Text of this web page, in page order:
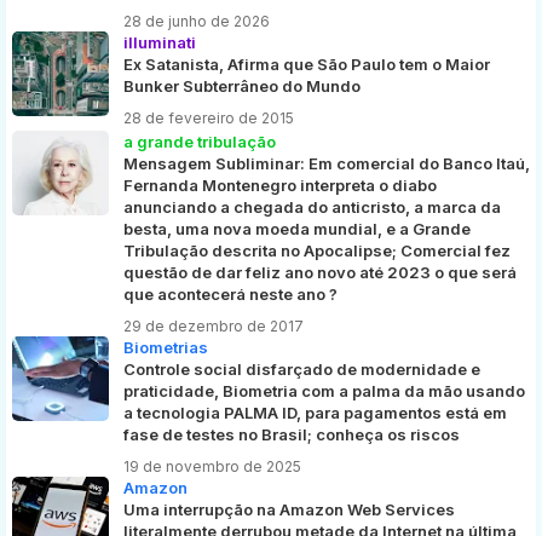
28 de junho de 2026
illuminati
Ex Satanista, Afirma que São Paulo tem o Maior
Bunker Subterrâneo do Mundo
28 de fevereiro de 2015
a grande tribulação
Mensagem Subliminar: Em comercial do Banco Itaú,
Fernanda Montenegro interpreta o diabo
anunciando a chegada do anticristo, a marca da
besta, uma nova moeda mundial, e a Grande
Tribulação descrita no Apocalipse; Comercial fez
questão de dar feliz ano novo até 2023 o que será
que acontecerá neste ano ?
29 de dezembro de 2017
Biometrias
Controle social disfarçado de modernidade e
praticidade, Biometria com a palma da mão usando
a tecnologia PALMA ID, para pagamentos está em
fase de testes no Brasil; conheça os riscos
19 de novembro de 2025
Amazon
Uma interrupção na Amazon Web Services
literalmente derrubou metade da Internet na última